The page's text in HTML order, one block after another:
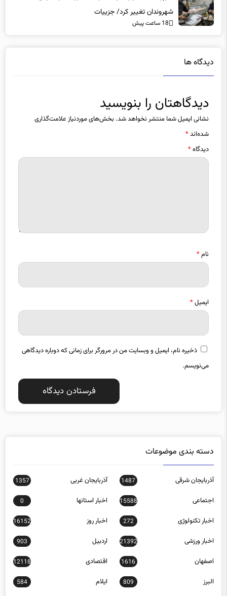
شهروندان تغییر کرد/ جزییات
18 ساعت پیش
دیدگاه ها
دیدگاهتان را بنویسید
نشانی ایمیل شما منتشر نخواهد شد. بخش‌های موردنیاز علامت‌گذاری
شده‌اند*
دیدگاه*
نام*
ایمیل*
ذخیره نام، ایمیل و وبسایت من در مرورگر برای زمانی که دوباره دیدگاهی
می‌نویسم.
دسته بندی موضوعات
آذربایجان شرقی 1487 آذربایجان غربی 1357
اجتماعی 15588 اخبار استانها 0
اخبار تکنولوژی 272 اخبار روز 16152
اخبار ورزشی 21392 اردبیل 903
اصفهان 1616 اقتصادی 12118
البرز 809 ایلام 584